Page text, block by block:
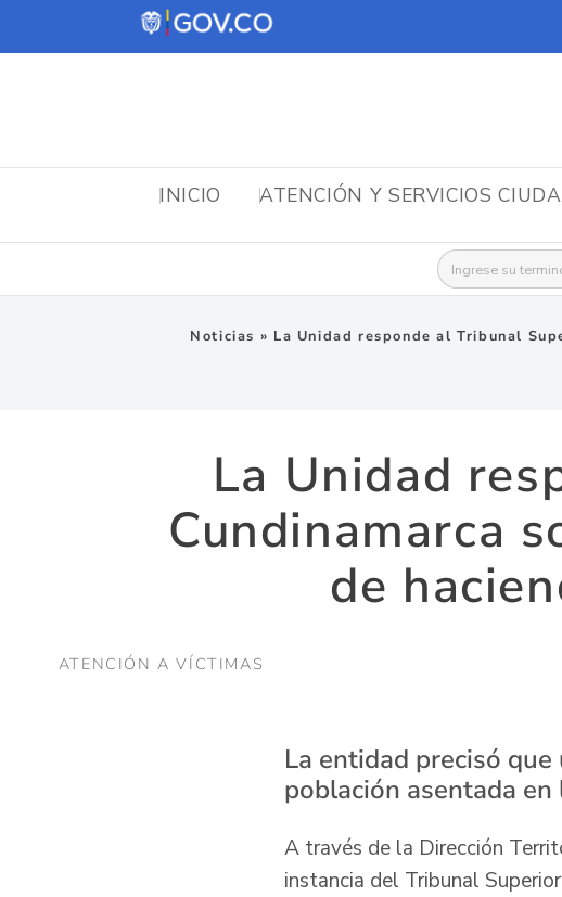
INICIO ATENCIÓN Y SERVICIOS
Buscar:
Noticias » La Unidad responde al Tribunal
La Unidad
Cundinamarca
de
ATENCIÓN A VÍCTIMAS
La entidad precisó
población asentada
A través de la Dirección
instancia del Tribunal